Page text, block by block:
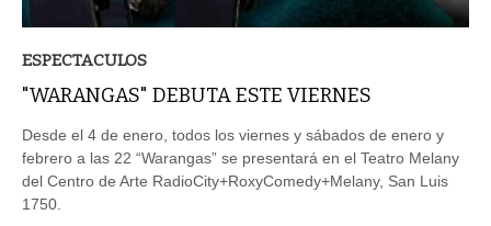
ESPECTACULOS
"WARANGAS" DEBUTA ESTE VIERNES
Desde el 4 de enero, todos los viernes y sábados de enero y
febrero a las 22 “Warangas” se presentará en el Teatro Melany
del Centro de Arte RadioCity+RoxyComedy+Melany, San Luis
1750.